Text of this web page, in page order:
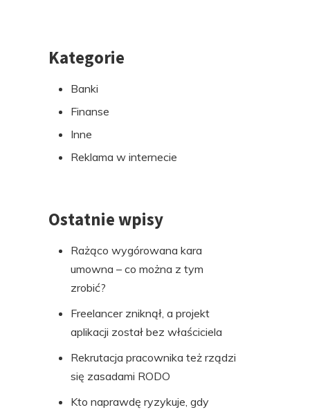
PrzejdźKategorie
Banki
Finanse
Inne
Reklama w internecie
Ostatnie wpisy
Rażąco wygórowana kara
umowna – co można z tym
zrobić?
Freelancer zniknął, a projekt
aplikacji został bez właściciela
Rekrutacja pracownika też rządzi
się zasadami RODO
Kto naprawdę ryzykuje, gdy